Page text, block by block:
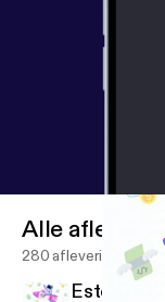
Alle
280 afleveringen
Esto es lo